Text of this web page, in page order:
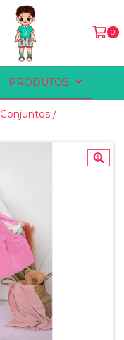
0
PRODUTOS
Conjuntos /